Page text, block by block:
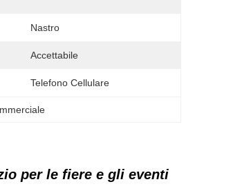
Nastro
Accettabile
Telefono Cellulare
per le fiere e gli eventi